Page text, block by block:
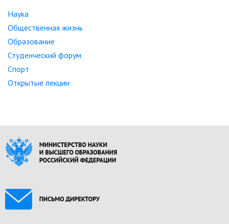
Наука
Общественная жизнь
Образование
Студенческий форум
Спорт
Открытые лекции